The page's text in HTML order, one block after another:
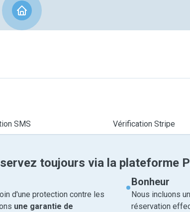
SMS Vérification Stripe
toujours via la plateforme
d'une protection contre les
une garantie de
Bonheur
Nous incluons
réservation